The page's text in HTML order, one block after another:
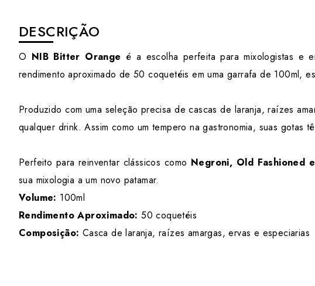
DESCRIÇÃO
O NIB Bitter Orange é a escolha perfeita para mixologistas e
rendimento aproximado de 50 coquetéis em uma garrafa de 100ml,
Produzido com uma seleção precisa de cascas de laranja, raízes
qualquer drink. Assim como um tempero na gastronomia, suas
Perfeito para reinventar clássicos como Negroni, Old Fashioned
sua mixologia a um novo patamar.
Volume: 100ml
Rendimento Aproximado: 50 coquetéis
Composição: Casca de laranja, raízes amargas, ervas e especiarias